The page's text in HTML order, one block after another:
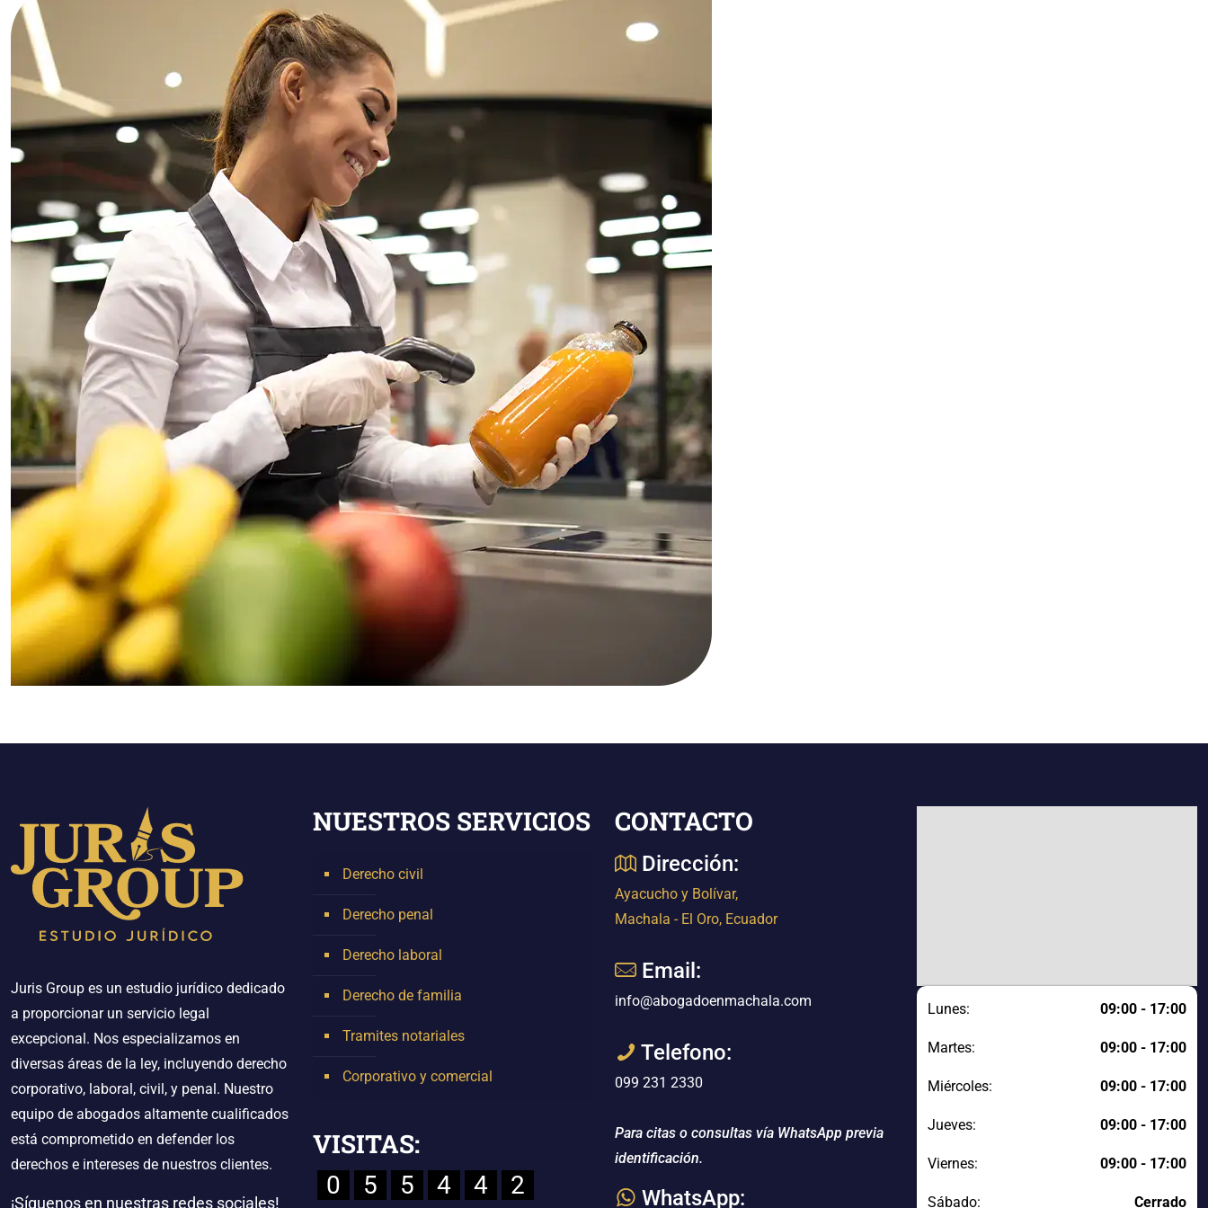
Juris Group es un estudio jurídico dedicado
a proporcionar un servicio legal
excepcional. Nos especializamos en
diversas áreas de la ley, incluyendo derecho
corporativo, laboral, civil, y penal. Nuestro
equipo de abogados altamente cualificados
está comprometido en defender los
derechos e intereses de nuestros clientes.
¡Síguenos en nuestras redes sociales!
NUESTROS SERVICIOS
Derecho civil
Derecho penal
Derecho laboral
Derecho de familia
Tramites notariales
Corporativo y comercial
VISITAS:
0 5 5 4 4 2
CONTACTO
Dirección:
Ayacucho y Bolívar,
Machala - El Oro, Ecuador
Email:
info@abogadoenmachala.com
Telefono:
099 231 2330
Para citas o consultas vía WhatsApp previa
identificación.
WhatsApp:
Lunes: 09:00 - 17:00
Martes: 09:00 - 17:00
Miércoles: 09:00 - 17:00
Jueves: 09:00 - 17:00
Viernes: 09:00 - 17:00
Sábado: Cerrado